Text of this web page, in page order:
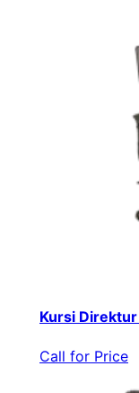
Kursi
Call for Price